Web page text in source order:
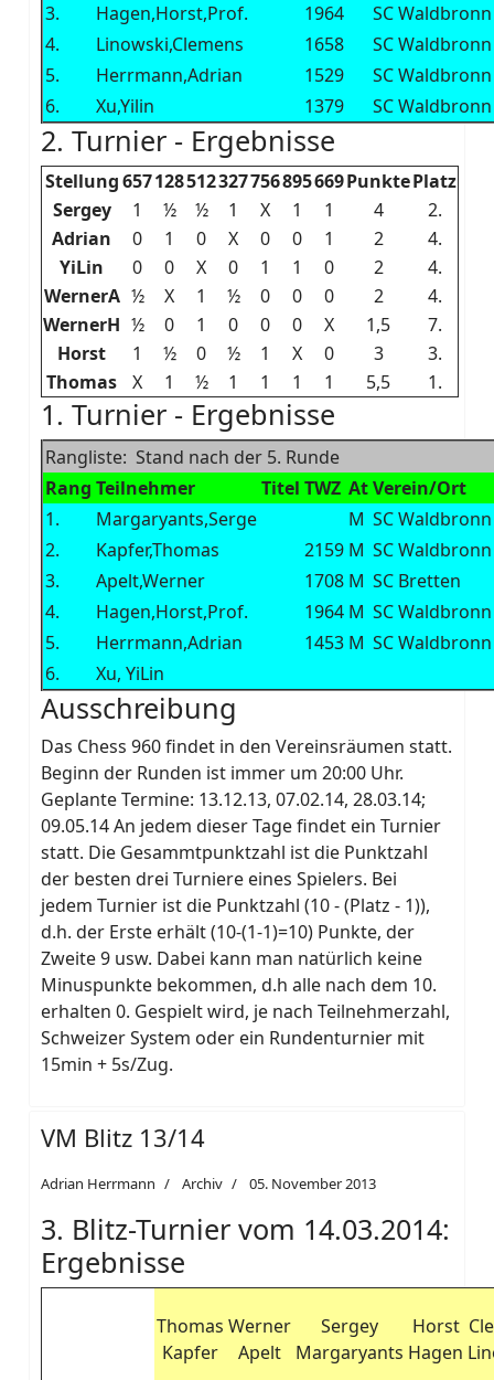
3.
Hagen,Horst,Prof. 1964
SC Waldbronn
4.
Linowski,Clemens 1658
SC Waldbronn
5.
Herrmann,Adrian 1529
SC Waldbronn
6.
Xu,Yilin 1379 SC Waldbronn
2. Turnier - Ergebnisse
Stellung657128512327756895669PunktePlatz
Sergey
1 ½ ½ 1 X 1 1 4
2.
Adrian
0 1 0 X 0 0 1 2
4.
YiLin
0 0 X 0 1 1 0 2
4.
WernerA ½ X 1 ½ 0 0 0 2
4.
WernerH ½ 0 1 0 0 0 X 1,5
7.
Horst
1 ½ 0 ½ 1 X 0 3
3.
Thomas
X 1 ½ 1 1 1 1 5,5 1.
1. Turnier - Ergebnisse
Rangliste: Stand nach der 5. Runde
Rang Teilnehmer Titel TWZ AtVerein/Ort
1.
Margaryants,Serge M SC Waldbronn
2.
Kapfer,Thomas 2159 M SC Waldbronn
3.
Apelt,Werner 1708 M SC Bretten
4.
Hagen,Horst,Prof. 1964 M SC Waldbronn
5.
Herrmann,Adrian 1453 M SC Waldbronn
6.
Xu, YiLin
Ausschreibung
Das Chess 960 findet in den Vereinsräumen statt.
Beginn der Runden ist immer um 20:00 Uhr.
Geplante Termine: 13.12.13, 07.02.14, 28.03.14;
09.05.14 An jedem dieser Tage findet ein Turnier
statt. Die Gesammtpunktzahl ist die Punktzahl
der besten drei Turniere eines Spielers. Bei
jedem Turnier ist die Punktzahl (10 - (Platz - 1)),
d.h. der Erste erhält (10-(1-1)=10) Punkte, der
Zweite 9 usw. Dabei kann man natürlich keine
Minuspunkte bekommen, d.h alle nach dem 10.
erhalten 0. Gespielt wird, je nach Teilnehmerzahl,
Schweizer System oder ein Rundenturnier mit
15min + 5s/Zug.
VM Blitz 13/14
Adrian Herrmann Archiv 05. November 2013
3. Blitz-Turnier vom 14.03.2014:
Ergebnisse
Thomas
Kapfer
Werner
Apelt
Sergey
Margaryants
Horst
Hagen